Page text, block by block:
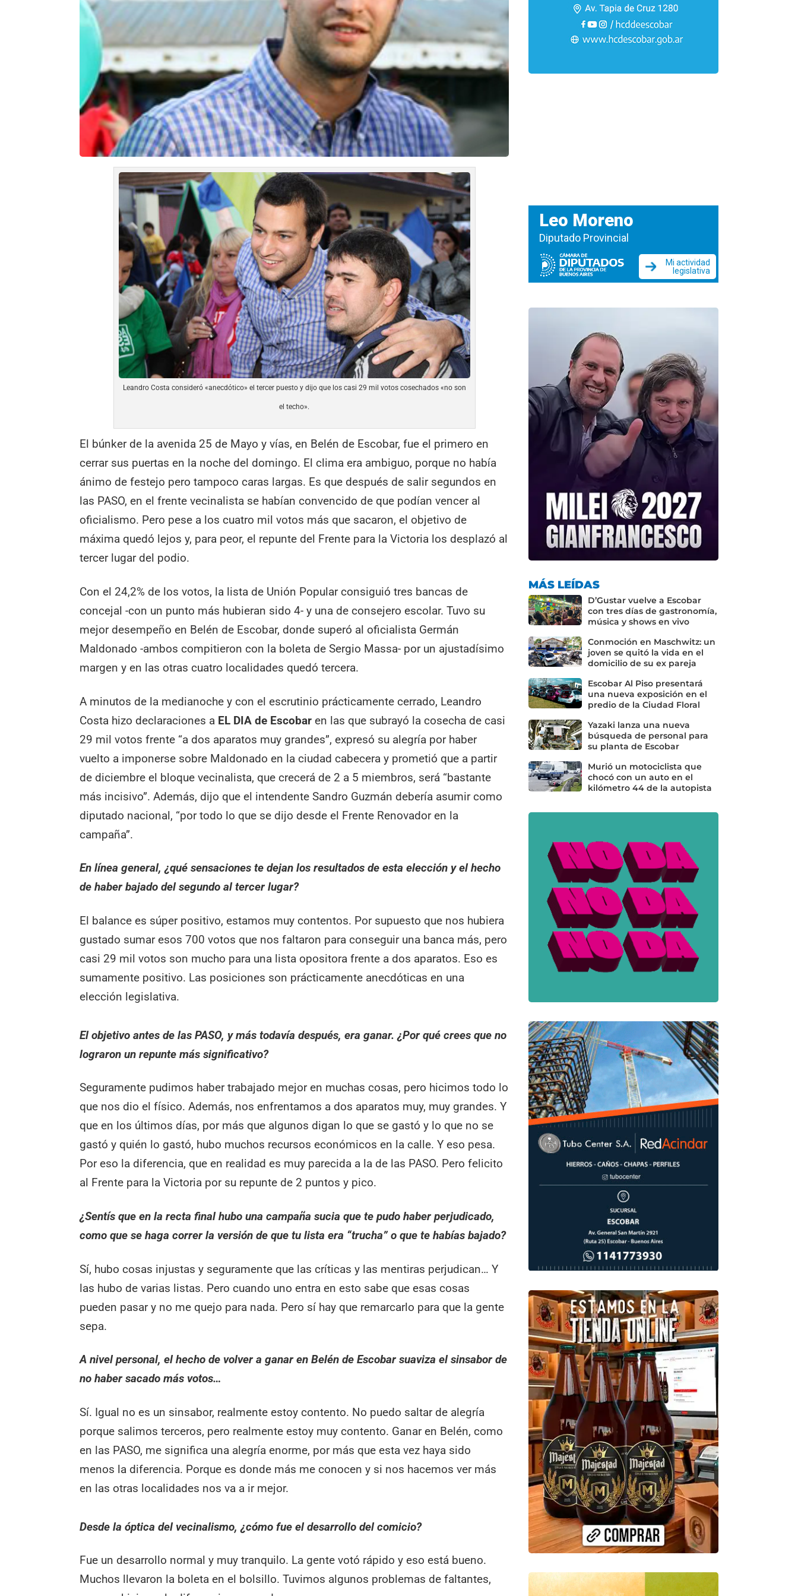
Leandro Costa consideró «anecdótico» el tercer puesto y dijo que los casi 29 mil votos cosechados «no son
el techo».
El búnker de la avenida 25 de Mayo y vías, en Belén de Escobar, fue el primero en
cerrar sus puertas en la noche del domingo. El clima era ambiguo, porque no había
ánimo de festejo pero tampoco caras largas. Es que después de salir segundos en
las PASO, en el frente vecinalista se habían convencido de que podían vencer al
oficialismo. Pero pese a los cuatro mil votos más que sacaron, el objetivo de
máxima quedó lejos y, para peor, el repunte del Frente para la Victoria los desplazó al
tercer lugar del podio.
Con el 24,2% de los votos, la lista de Unión Popular consiguió tres bancas de
concejal -con un punto más hubieran sido 4- y una de consejero escolar. Tuvo su
mejor desempeño en Belén de Escobar, donde superó al oficialista Germán
Maldonado -ambos compitieron con la boleta de Sergio Massa- por un ajustadísimo
margen y en las otras cuatro localidades quedó tercera.
A minutos de la medianoche y con el escrutinio prácticamente cerrado, Leandro
Costa hizo declaraciones a EL DIA de Escobar en las que subrayó la cosecha de casi
29 mil votos frente “a dos aparatos muy grandes”, expresó su alegría por haber
vuelto a imponerse sobre Maldonado en la ciudad cabecera y prometió que a partir
de diciembre el bloque vecinalista, que crecerá de 2 a 5 miembros, será “bastante
más incisivo”. Además, dijo que el intendente Sandro Guzmán debería asumir como
diputado nacional, “por todo lo que se dijo desde el Frente Renovador en la
campaña”.
En línea general, ¿qué sensaciones te dejan los resultados de esta elección y el hecho
de haber bajado del segundo al tercer lugar?
El balance es súper positivo, estamos muy contentos. Por supuesto que nos hubiera
gustado sumar esos 700 votos que nos faltaron para conseguir una banca más, pero
casi 29 mil votos son mucho para una lista opositora frente a dos aparatos. Eso es
sumamente positivo. Las posiciones son prácticamente anecdóticas en una
elección legislativa.
El objetivo antes de las PASO, y más todavía después, era ganar. ¿Por qué crees que no
lograron un repunte más significativo?
Seguramente pudimos haber trabajado mejor en muchas cosas, pero hicimos todo lo
que nos dio el físico. Además, nos enfrentamos a dos aparatos muy, muy grandes. Y
que en los últimos días, por más que algunos digan lo que se gastó y lo que no se
gastó y quién lo gastó, hubo muchos recursos económicos en la calle. Y eso pesa.
Por eso la diferencia, que en realidad es muy parecida a la de las PASO. Pero felicito
al Frente para la Victoria por su repunte de 2 puntos y pico.
¿Sentís que en la recta final hubo una campaña sucia que te pudo haber perjudicado,
como que se haga correr la versión de que tu lista era “trucha” o que te habías bajado?
Sí, hubo cosas injustas y seguramente que las críticas y las mentiras perjudican… Y
las hubo de varias listas. Pero cuando uno entra en esto sabe que esas cosas
pueden pasar y no me quejo para nada. Pero sí hay que remarcarlo para que la gente
sepa.
A nivel personal, el hecho de volver a ganar en Belén de Escobar suaviza el sinsabor de
no haber sacado más votos…
Sí. Igual no es un sinsabor, realmente estoy contento. No puedo saltar de alegría
porque salimos terceros, pero realmente estoy muy contento. Ganar en Belén, como
en las PASO, me significa una alegría enorme, por más que esta vez haya sido
menos la diferencia. Porque es donde más me conocen y si nos hacemos ver más
en las otras localidades nos va a ir mejor.
Desde la óptica del vecinalismo, ¿cómo fue el desarrollo del comicio?
Fue un desarrollo normal y muy tranquilo. La gente votó rápido y eso está bueno.
Muchos llevaron la boleta en el bolsillo. Tuvimos algunos problemas de faltantes,
MÁS LEÍDAS
D’Gustar vuelve a Escobar
con tres días de gastronomía,
música y shows en vivo
Conmoción en Maschwitz: un
joven se quitó la vida en el
domicilio de su ex pareja
Escobar Al Piso presentará
una nueva exposición en el
predio de la Ciudad Floral
Yazaki lanza una nueva
búsqueda de personal para
su planta de Escobar
Murió un motociclista que
chocó con un auto en el
kilómetro 44 de la autopista